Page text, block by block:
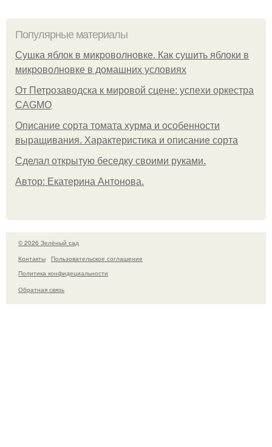
Популярные материалы
Сушка яблок в микроволновке. Как сушить яблоки в
микроволновке в домашних условиях
От Петрозаводска к мировой сцене: успехи оркестра
CAGMO
Описание сорта томата хурма и особенности
выращивания. Характеристика и описание сорта
Сделал открытую беседку своими руками.
Автор: Екатерина Антонова.
© 2026 Зелёный сад
Контакты
Пользовательское соглашение
Политика конфидециальности
Обратная связь